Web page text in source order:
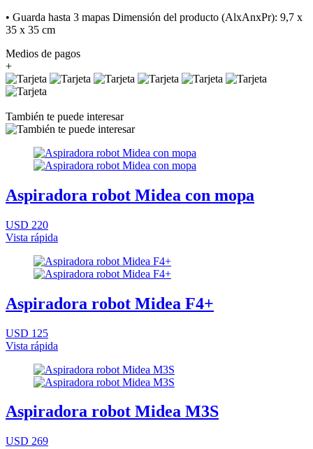
• Guarda hasta 3 mapas Dimensión del producto (AlxAnxPr): 9,7 x
35 x 35 cm
Medios de pagos
+
También te puede interesar
Aspiradora robot Midea con mopa
USD 220
Vista rápida
Aspiradora robot Midea F4+
USD 125
Vista rápida
Aspiradora robot Midea M3S
USD 269